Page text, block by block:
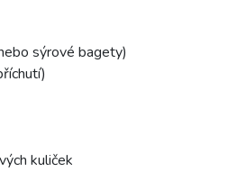
sýrové bagety)
kuliček